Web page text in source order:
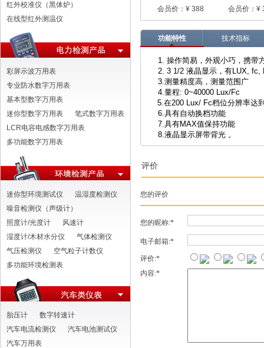
红外校准仪（黑体炉）
在线型红外测温仪
彩屏示波万用表
专业防水数字万用表
基本型数字万用表
迷你型数字万用表
笔式数字万用表
LCR电容电感数字万用表
多功能数字万用表
迷你型环境测试仪
温湿度检测仪
噪音检测仪（声级计）
照度计/光度计
风速计
湿度计/木材水分仪
气体检测仪
气压检测仪
空气粒子计数仪
多功能环境检测表
胎压计
数字转速计
汽车电流检测仪
汽车电池测试仪
汽车万用表
会员价：¥ 388 会员价：¥
功能特性 技术指标
1. 操作简易，外观小巧，携带
2. 3 1/2 液晶显示，有LUX, fc,
3.测量精度高，测量范围广
4.量程: 0~40000 Lux/Fc
5.在200 Lux/ Fc档位分辨率达
6.具有自动换档功能
7.具有MAX值保持功能
8.液晶显示屏带背光 。
评价
您的评价
您的昵称:*
电子邮箱:*
评价:*
内容:*